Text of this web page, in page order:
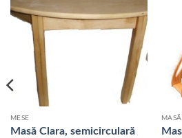
MESE
Masă Clara, semicirculară